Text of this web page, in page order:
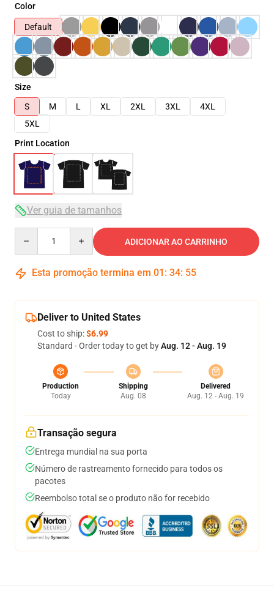
Color
Default
Size
S
M L XL 2XL 3XL
4XL
5XL
Print Location
Ver guia de tamanhos
ADICIONAR AO CARRINHO
Esta promoção termina em 01 : 34: 54
Deliver to United States
Cost to ship:$6.99
Standard - Order today to get byAug. 12 - Aug. 19
Production
Today
Shipping
Aug. 08
Delivered
Aug. 12 - Aug. 19
Transação segura
Entrega mundial na sua porta
Número de rastreamento fornecido para todos os
pacotes
Reembolso total se o produto não for recebido